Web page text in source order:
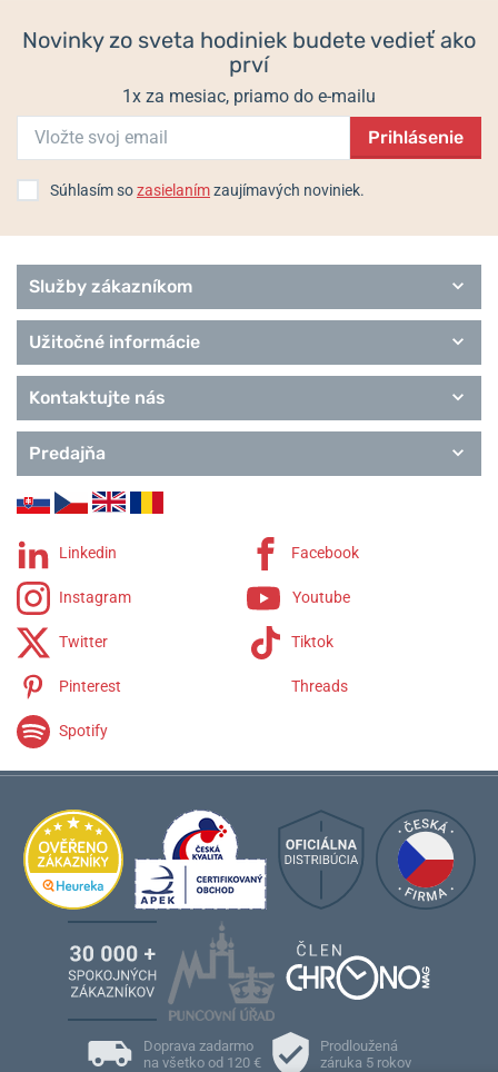
Novinky zo sveta hodiniek budete vedieť ako
prví
1x za mesiac, priamo do e-mailu
Prihlásenie
Súhlasím sozasielanímzaujímavých noviniek.
Služby zákazníkom
Užitočné informácie
Kontaktujte nás
Predajňa
Linkedin Facebook
Instagram Youtube
Twitter Tiktok
Pinterest Threads
Spotify
Doprava zadarmo
na všetko od 120 €
Prodloužená
záruka 5 rokov